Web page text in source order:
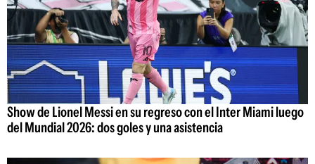
Show de Lionel Messi en su regreso con el Inter Miami luego
del Mundial 2026: dos goles y una asistencia